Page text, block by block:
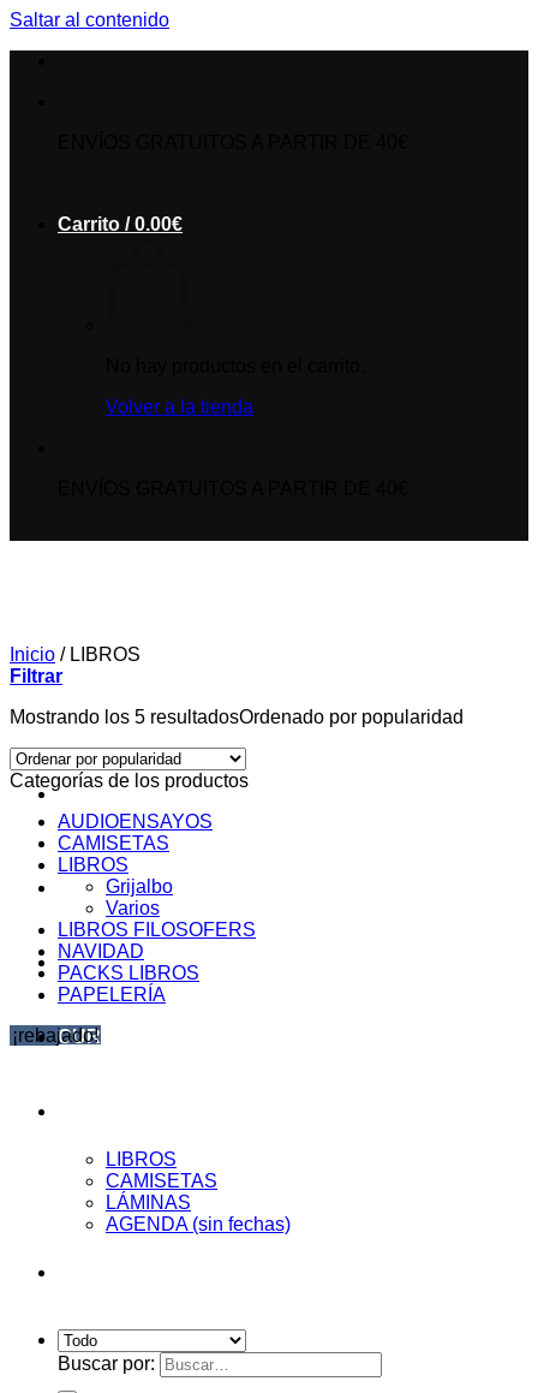
Saltar al contenido
Carrito /0.00€
Volver a la tienda
SOBRE MI
AUDIOENSAYOS
CURSOS
LIBROS
CAMISETAS
LÁMINAS
AGENDA (sin fechas)
Buscar por:
Inicio /LIBROS
Filtrar
Mostrando los 5 resultadosOrdenado por popularidad
Categorías de los productos
AUDIOENSAYOS
CAMISETAS
LIBROS
Grijalbo
Varios
LIBROS FILOSOFERS
NAVIDAD
PACKS LIBROS
PAPELERÍA
¡rebajado!